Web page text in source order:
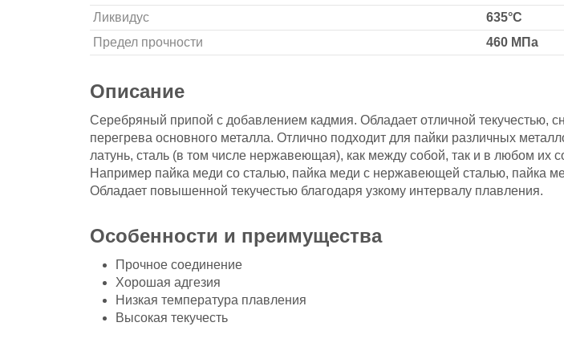
Ликвидус
635°C
Предел прочности
460 MПа
Описание
Серебряный припой с добавлением кадмия. Обладает отличной текучестью,
перегрева основного металла. Отлично подходит для пайки различных
латунь, сталь (в том числе нержавеющая), как между собой, так и в любом их
Например пайка меди со сталью, пайка меди с нержавеющей сталью, пайка
Обладает повышенной текучестью благодаря узкому интервалу плавления.
Особенности и преимущества
Прочное соединение
Хорошая адгезия
Низкая температура плавления
Высокая текучесть